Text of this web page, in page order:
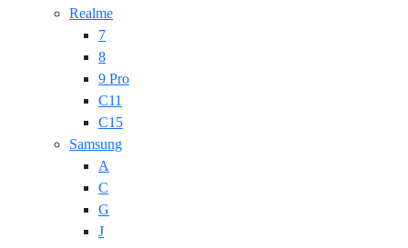
Realme
7
8
9 Pro
C11
C15
Samsung
A
C
G
J